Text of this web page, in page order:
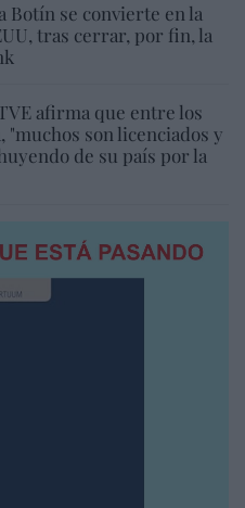
Botín se convierte en la
tras cerrar, por fin, la
afirma que entre los
"muchos son licenciados y
de su país por la